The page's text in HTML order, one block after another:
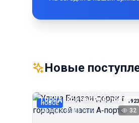
Новые
НОВОЕ 1923
Улица Бидзэн‑дорри в
городской части А‑порта
Автор неизвестен 32